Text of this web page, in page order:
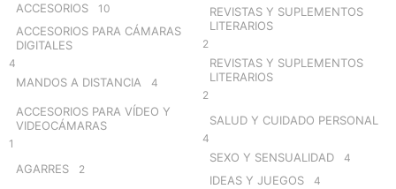
ACCESORIOS 10
ACCESORIOS PARA CÁMARAS
DIGITALES
4
MANDOS A DISTANCIA 4
ACCESORIOS PARA VÍDEO Y
VIDEOCÁMARAS
1
AGARRES 2
REVISTAS Y SUPLEMENTOS
LITERARIOS
2
REVISTAS Y SUPLEMENTOS
LITERARIOS
2
SALUD Y CUIDADO PERSONAL
4
SEXO Y SENSUALIDAD 4
IDEAS Y JUEGOS 4